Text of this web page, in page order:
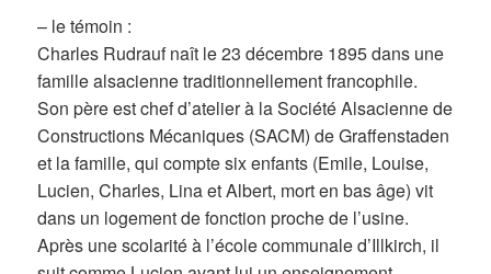
– le témoin :
Charles Rudrauf naît le 23 décembre 1895 dans une
famille alsacienne traditionnellement francophile.
Son père est chef d’atelier à la Société Alsacienne de
Constructions Mécaniques (SACM) de Graffenstaden
et la famille, qui compte six enfants (Emile, Louise,
Lucien, Charles, Lina et Albert, mort en bas âge) vit
dans un logement de fonction proche de l’usine.
Après une scolarité à l’école communale d’Illkirch, il